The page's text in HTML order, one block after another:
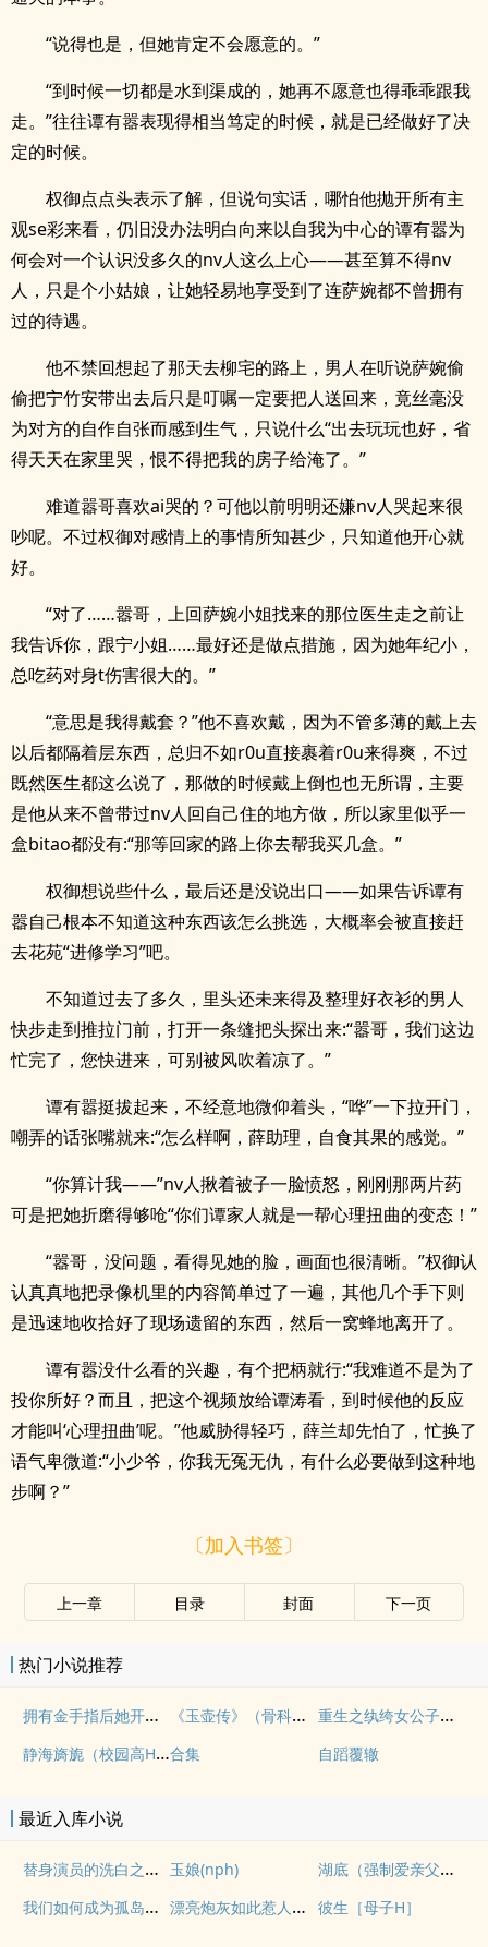
“说得也是，但她肯定不会愿意的。”
“到时候一切都是水到渠成的，她再不愿意也得乖乖跟我
走。”往往谭有嚣表现得相当笃定的时候，就是已经做好了决
定的时候。
权御点点头表示了解，但说句实话，哪怕他抛开所有主
观se彩来看，仍旧没办法明白向来以自我为中心的谭有嚣为
何会对一个认识没多久的nv人这么上心——甚至算不得nv
人，只是个小姑娘，让她轻易地享受到了连萨婉都不曾拥有
过的待遇。
他不禁回想起了那天去柳宅的路上，男人在听说萨婉偷
偷把宁竹安带出去后只是叮嘱一定要把人送回来，竟丝毫没
为对方的自作自张而感到生气，只说什么“出去玩玩也好，省
得天天在家里哭，恨不得把我的房子给淹了。”
难道嚣哥喜欢ai哭的？可他以前明明还嫌nv人哭起来很
吵呢。不过权御对感情上的事情所知甚少，只知道他开心就
好。
“对了……嚣哥，上回萨婉小姐找来的那位医生走之前让
我告诉你，跟宁小姐……最好还是做点措施，因为她年纪小，
总吃药对身t伤害很大的。”
“意思是我得戴套？”他不喜欢戴，因为不管多薄的戴上去
以后都隔着层东西，总归不如r0u直接裹着r0u来得爽，不过
既然医生都这么说了，那做的时候戴上倒也也无所谓，主要
是他从来不曾带过nv人回自己住的地方做，所以家里似乎一
盒bitao都没有:“那等回家的路上你去帮我买几盒。”
权御想说些什么，最后还是没说出口——如果告诉谭有
嚣自己根本不知道这种东西该怎么挑选，大概率会被直接赶
去花苑“进修学习”吧。
不知道过去了多久，里头还未来得及整理好衣衫的男人
快步走到推拉门前，打开一条缝把头探出来:“嚣哥，我们这边
忙完了，您快进来，可别被风吹着凉了。”
谭有嚣挺拔起来，不经意地微仰着头，“哗”一下拉开门，
嘲弄的话张嘴就来:“怎么样啊，薛助理，自食其果的感觉。”
“你算计我——”nv人揪着被子一脸愤怒，刚刚那两片药
可是把她折磨得够呛“你们谭家人就是一帮心理扭曲的变态！”
“嚣哥，没问题，看得见她的脸，画面也很清晰。”权御认
认真真地把录像机里的内容简单过了一遍，其他几个手下则
是迅速地收拾好了现场遗留的东西，然后一窝蜂地离开了。
谭有嚣没什么看的兴趣，有个把柄就行:“我难道不是为了
投你所好？而且，把这个视频放给谭涛看，到时候他的反应
才能叫‘心理扭曲’呢。”他威胁得轻巧，薛兰却先怕了，忙换了
语气卑微道:“小少爷，你我无冤无仇，有什么必要做到这种地
步啊？”
〔加入书签〕
上一章 目录 封面 下一页
热门小说推荐
拥有金手指后她开始为所欲为（nph） 《玉壶传》（骨科）（兄妹）（np）
重生之纨绔女公子（NPH）
静海旖旎（校园高H）合集 自蹈覆辙
最近入库小说
替身演员的洗白之路(nph) 玉娘(nph)
湖底（强制爱亲父女）
我们如何成为孤岛（异国，NPH）
漂亮炮灰如此惹人怜爱 彼生［母子H］